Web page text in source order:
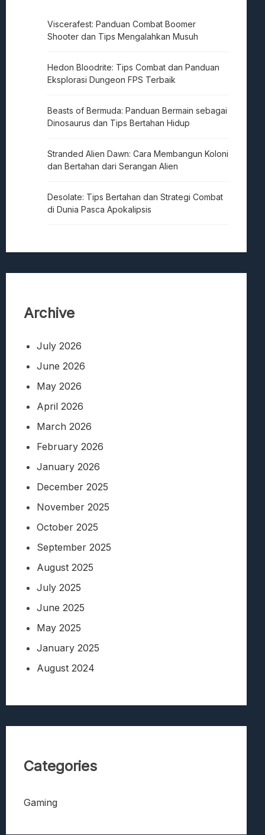
Viscerafest: Panduan Combat Boomer
Shooter dan Tips Mengalahkan Musuh
Hedon Bloodrite: Tips Combat dan Panduan
Eksplorasi Dungeon FPS Terbaik
Beasts of Bermuda: Panduan Bermain sebagai
Dinosaurus dan Tips Bertahan Hidup
Stranded Alien Dawn: Cara Membangun Koloni
dan Bertahan dari Serangan Alien
Desolate: Tips Bertahan dan Strategi Combat
di Dunia Pasca Apokalipsis
Archive
July 2026
June 2026
May 2026
April 2026
March 2026
February 2026
January 2026
December 2025
November 2025
October 2025
September 2025
August 2025
July 2025
June 2025
May 2025
January 2025
August 2024
Categories
Gaming